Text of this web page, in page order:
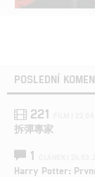
POSLEDNÍ
221
拆彈專家
1
Harry Potter: